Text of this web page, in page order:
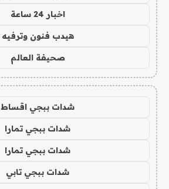
اخبار 24 ساعة
هيدب فنون وترفيه
صحيفة العالم
شدات ببجي اقساط
شدات ببجي تمارا
شدات ببجي تمارا
شدات ببجي تابي